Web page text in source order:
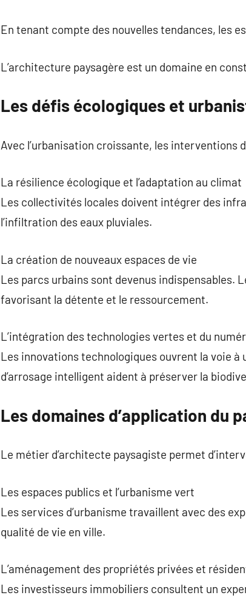
En tenant compte des nouvelles tendances, les
L’architecture paysagère est un domaine en
Les défis écologiques et
Avec l’urbanisation croissante, les interventions
La résilience écologique et l’adaptation au climat
Les collectivités locales doivent intégrer des
l’infiltration des eaux pluviales.
La création de nouveaux espaces de vie
Les parcs urbains sont devenus
favorisant la détente et le ressourcement.
L’intégration des technologies vertes et du
Les innovations technologiques ouvrent la voie
d’arrosage intelligent aident à préserver la
Les domaines d’application du
Le métier d’architecte paysagiste permet
Les espaces publics et l’urbanisme vert
Les services d’urbanisme travaillent avec des
qualité de vie en ville.
L’aménagement des propriétés privées et
Les investisseurs immobiliers consultent un